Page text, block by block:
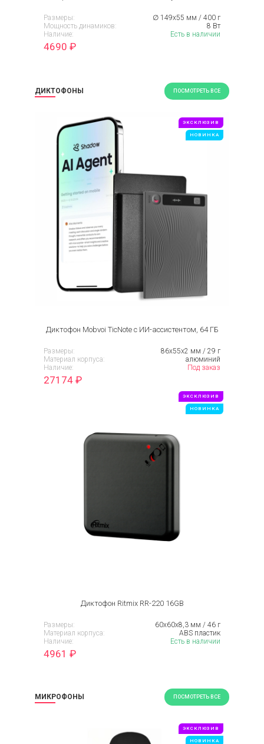
Размеры:
∅ 149х55 мм / 400 г
Мощность динамиков:
8 Вт
Наличие:
Есть в наличии
4690 ₽
ДИКТОФОНЫ ПОСМОТРЕТЬ ВСЕ
ЭКСКЛЮЗИВ
НОВИНКА
Диктофон Mobvoi TicNote с ИИ-ассистентом, 64 ГБ
Размеры:
86х55х2 мм / 29 г
Материал корпуса:
алюминий
Наличие:
Под заказ
27174 ₽
ЭКСКЛЮЗИВ
НОВИНКА
Диктофон Ritmix RR-220 16GB
Размеры:
60х60х8,3 мм / 46 г
Материал корпуса:
ABS пластик
Наличие:
Есть в наличии
4961 ₽
МИКРОФОНЫ ПОСМОТРЕТЬ ВСЕ
ЭКСКЛЮЗИВ
НОВИНКА